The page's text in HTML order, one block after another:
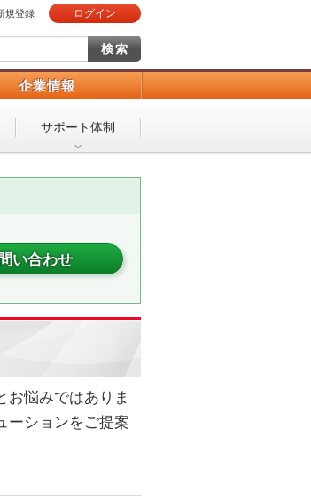
規登録 ログイン
企業情報
サポート体制
い合わせ
お悩みではありま
ーションをご提案